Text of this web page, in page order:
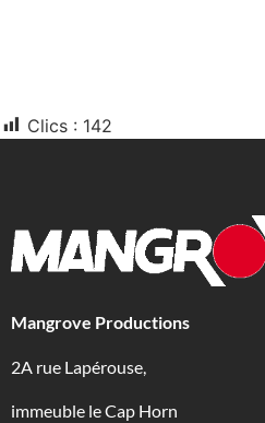
Clics : 142
Mangrove Productions
2A rue Lapérouse,
immeuble le Cap Horn